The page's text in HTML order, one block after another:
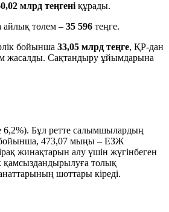
млрд теңгеніқұрады.
айлық төлем – 35 596 теңге.
бойынша 33,05 млрд теңге, ҚР-дан
жасалды. Сақтандыру ұйымдарына
6,2%). Бұл ретте салымшылардың
473,07 мыңы – ЕЗЖ
жинақтарын алу үшін жүгінбеген
қамсыздандырылуға толық
шоттары кіреді.